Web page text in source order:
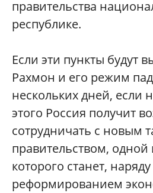
правительства
республике.
Если эти пункты будут
Рахмон и его режим
нескольких дней, если
этого Россия получит
сотрудничать с новым
правительством, одной
которого станет, наряду
реформированием